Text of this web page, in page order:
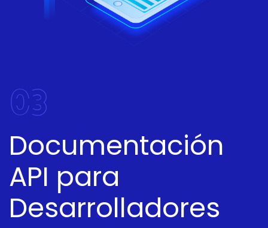
03
Documentación
API para
Desarrolladores